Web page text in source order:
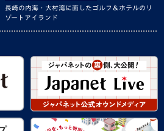
長崎の内海・大村湾に面したゴルフ＆ホテルのリ
ゾートアイランド